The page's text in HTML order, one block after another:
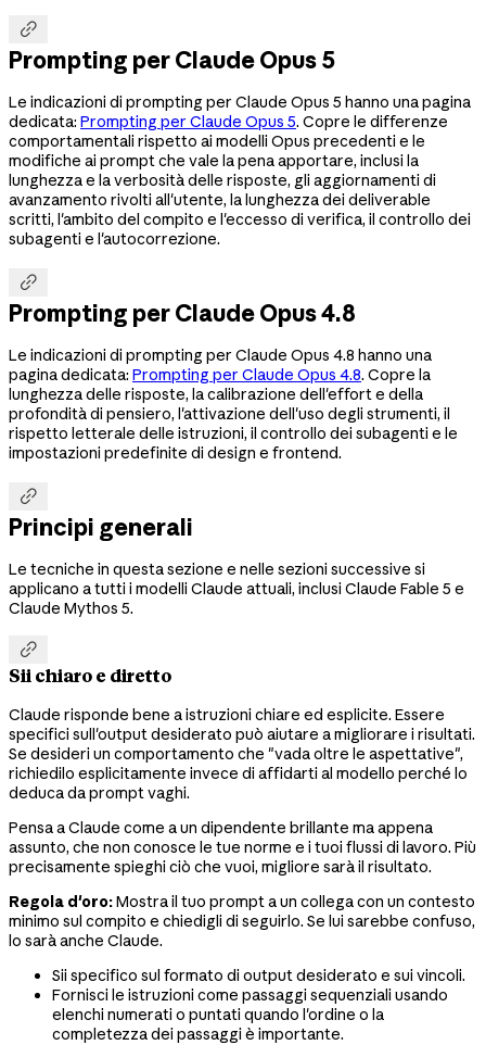

Prompting per Claude Opus 5
Le indicazioni di prompting per Claude Opus 5 hanno una pagina
dedicata: Prompting per Claude Opus 5. Copre le differenze
comportamentali rispetto ai modelli Opus precedenti e le
modifiche ai prompt che vale la pena apportare, inclusi la
lunghezza e la verbosità delle risposte, gli aggiornamenti di
avanzamento rivolti all'utente, la lunghezza dei deliverable
scritti, l'ambito del compito e l'eccesso di verifica, il controllo dei
subagenti e l'autocorrezione.

Prompting per Claude Opus 4.8
Le indicazioni di prompting per Claude Opus 4.8 hanno una
pagina dedicata: Prompting per Claude Opus 4.8. Copre la
lunghezza delle risposte, la calibrazione dell'effort e della
profondità di pensiero, l'attivazione dell'uso degli strumenti, il
rispetto letterale delle istruzioni, il controllo dei subagenti e le
impostazioni predefinite di design e frontend.

Principi generali
Le tecniche in questa sezione e nelle sezioni successive si
applicano a tutti i modelli Claude attuali, inclusi Claude Fable 5 e
Claude Mythos 5.

Sii chiaro e diretto
Claude risponde bene a istruzioni chiare ed esplicite. Essere
specifici sull'output desiderato può aiutare a migliorare i risultati.
Se desideri un comportamento che "vada oltre le aspettative",
richiedilo esplicitamente invece di affidarti al modello perché lo
deduca da prompt vaghi.
Pensa a Claude come a un dipendente brillante ma appena
assunto, che non conosce le tue norme e i tuoi flussi di lavoro. Più
precisamente spieghi ciò che vuoi, migliore sarà il risultato.
Regola d'oro:Mostra il tuo prompt a un collega con un contesto
minimo sul compito e chiedigli di seguirlo. Se lui sarebbe confuso,
lo sarà anche Claude.
Sii specifico sul formato di output desiderato e sui vincoli.
Fornisci le istruzioni come passaggi sequenziali usando
elenchi numerati o puntati quando l'ordine o la
completezza dei passaggi è importante.